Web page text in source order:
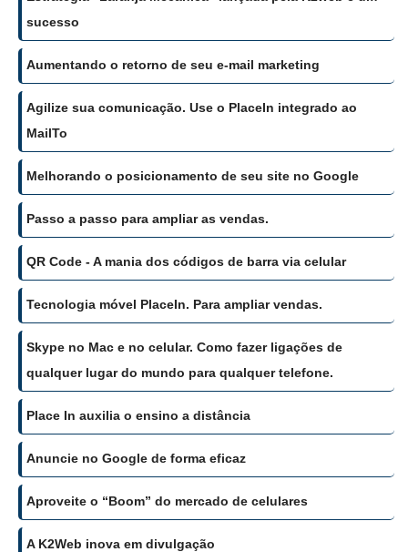
sucesso
Aumentando o retorno de seu e-mail marketing
Agilize sua comunicação. Use o PlaceIn integrado ao
MailTo
Melhorando o posicionamento de seu site no Google
Passo a passo para ampliar as vendas.
QR Code - A mania dos códigos de barra via celular
Tecnologia móvel PlaceIn. Para ampliar vendas.
Skype no Mac e no celular. Como fazer ligações de
qualquer lugar do mundo para qualquer telefone.
Place In auxilia o ensino a distância
Anuncie no Google de forma eficaz
Aproveite o “Boom” do mercado de celulares
A K2Web inova em divulgação